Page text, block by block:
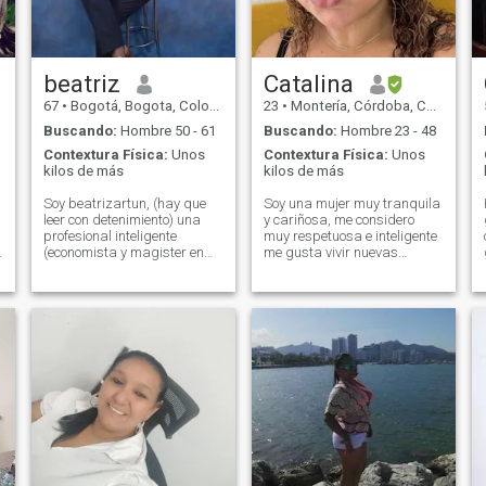
beatriz
67 • Bogotá, Bogota, Colombia
Buscando: Hombre 50 - 61
Contextura Física: Unos
kilos de más
Soy beatrizartun, (hay que
leer con detenimiento) una
profesional inteligente
(economista y magister en
buena amiga,sincera,
Me gusta disfrutar de las
cosas grandes y elaboradas
como de pequeñas cosas.
Entiendo las diferentes
circunstancias de la vida.Me
pueden encontrar en YI ,
animese a contactarme.
Catalina
23 • Montería, Córdoba, Colombia
Buscando: Hombre 23 - 48
Contextura Física: Unos
kilos de más
Soy una mujer muy tranquila
y cariñosa, me considero
muy respetuosa e inteligente
me gusta vivir nuevas
estar en casa viendo
tomar, bailar y comer algo
rico tengo mucho amor en mi
corazón para dar y recibir,
espero que te agrade mi
perfil 😊